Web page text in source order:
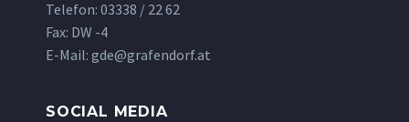
Telefon: 03338 / 22 62
Fax: DW -4
E-Mail: gde@grafendorf.at
SOCIAL MEDIA